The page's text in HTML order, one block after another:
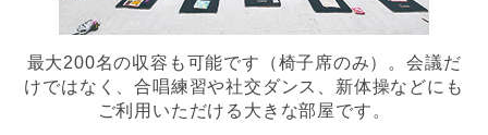
最大200名の収容も可能です（椅子席のみ）。会議だ
けではなく、合唱練習や社交ダンス、新体操などにも
ご利用いただける大きな部屋です。